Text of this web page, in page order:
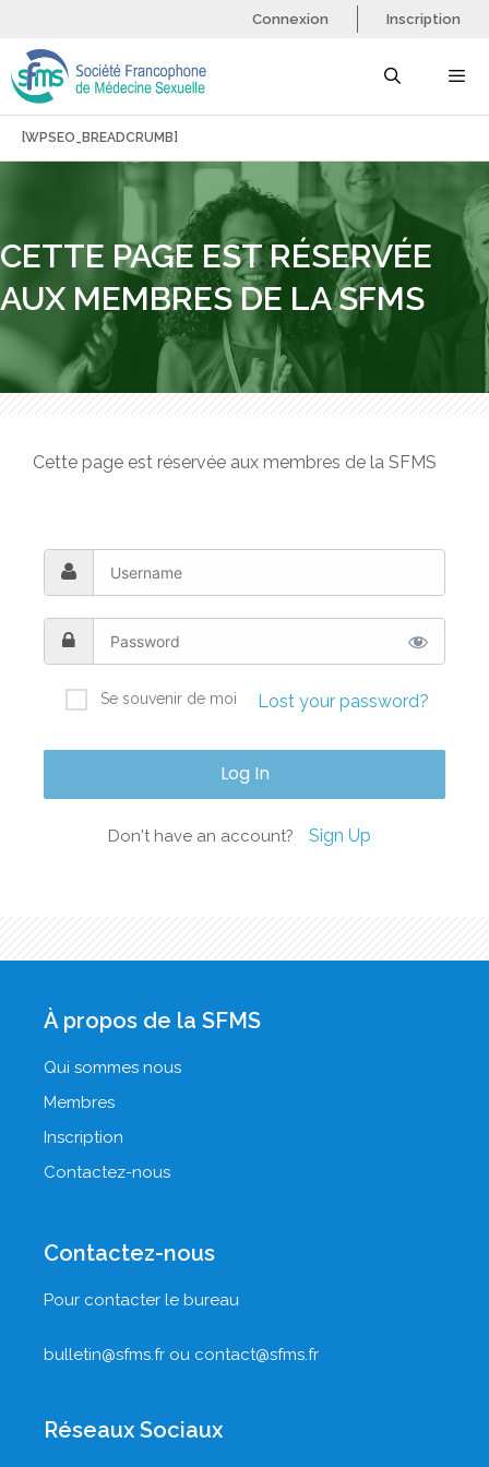
contenu
Connexion Inscription
[WPSEO_BREADCRUMB]
CETTE PAGE EST RÉSERVÉE
AUX MEMBRES DE LA SFMS
Cette page est réservée aux membres de la SFMS
Se souvenir de moi Lost your password?
Don't have an account? Sign Up
À propos de la SFMS
Qui sommes nous
Membres
Inscription
Contactez-nous
Contactez-nous
Pour contacter le bureau
bulletin@sfms.fr ou contact@sfms.fr
Réseaux Sociaux